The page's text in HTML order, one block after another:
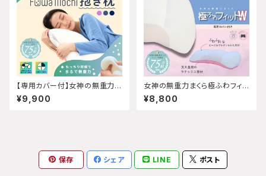
【専用カバー付】女神の無重力抱
き枕MottoFuwaMochi
¥9,900
女神の無重力まくら極ふわフィッ
トW
¥8,800
保存 シェア LINE ポスト